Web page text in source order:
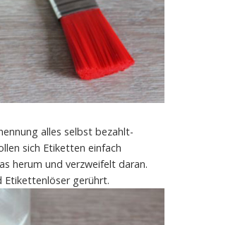
alles selbst bezahlt-
sich Etiketten einfach
herum und verzweifelt daran.
Etikettenlöser gerührt.